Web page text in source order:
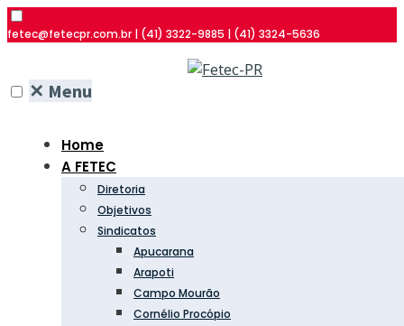
fetec@fetecpr.com.br | (41) 3322-9885 | (41) 3324-5636
✕ Menu
Home
A FETEC
Diretoria
Objetivos
Sindicatos
Apucarana
Arapoti
Campo Mourão
Cornélio Procópio